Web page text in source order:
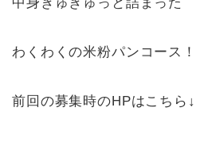
わくわくの米粉パンコース！
前回の募集時のHPはこちら↓